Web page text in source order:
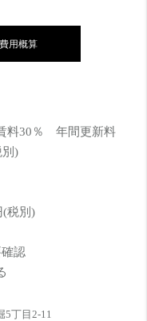
用概算
料30％ 年間更新料
)
(税別)
認
5丁目2-11